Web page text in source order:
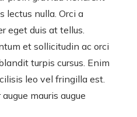
lectus nulla. Orci a
eget duis at tellus.
et sollicitudin ac orci
turpis cursus. Enim
leo vel fringilla est.
mauris augue